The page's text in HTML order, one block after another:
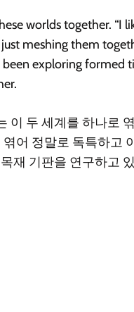
worlds together.
meshing them
exploring formed
이 두 세계를 하나로
어 정말로 독특하고
재 기판을 연구하고